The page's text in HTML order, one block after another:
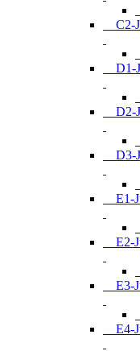
C2-
D1-
D2-
D3-
E1-
E2-
E3-
E4-